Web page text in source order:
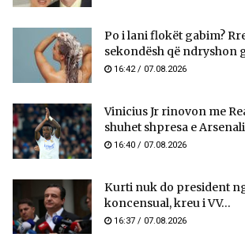
Po i lani flokët gabim?
sekondësh që ndryshon
16:42 / 07.08.2026
Vinicius Jr rinovon me
shuhet shpresa e
16:40 / 07.08.2026
Kurti nuk do president
koncensual, kreu i VV...
16:37 / 07.08.2026